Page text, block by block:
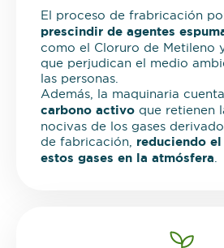
El proceso de frabricación
prescindir de agentes
como el Cloruro de Metileno
que perjudican el medio
las personas.
Además, la maquinaria
carbono activo que retienen
nocivas de los gases
de fabricación, reduciendo
estos gases en la atmósfera